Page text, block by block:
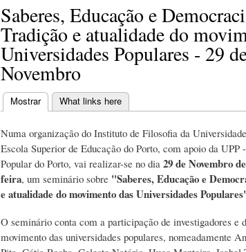
Saberes, Educação e
Tradição e atualidade do
Universidades Populares - 29
Novembro
Separadores primários
Mostrar(separador ativo)
What links here
Numa organização do Instituto de Filosofia da
Escola Superior de Educação do Porto, com apoio da UPP
Popular do Porto, vai realizar-se no dia 29 de Novembro
feira, um seminário sobre "Saberes, Educação e
e atualidade do movimento das Universidades
O seminário conta com a participação de investigadores e
movimento das universidades populares, nomeadamente